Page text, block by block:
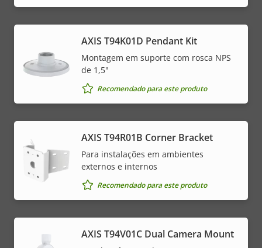
AXIS T94K01D Pendant Kit
Montagem em suporte com rosca NPS
de 1,5"
Recomendado para este produto
AXIS T94R01B Corner Bracket
Para instalações em ambientes
externos e internos
Recomendado para este produto
AXIS T94V01C Dual Camera Mount